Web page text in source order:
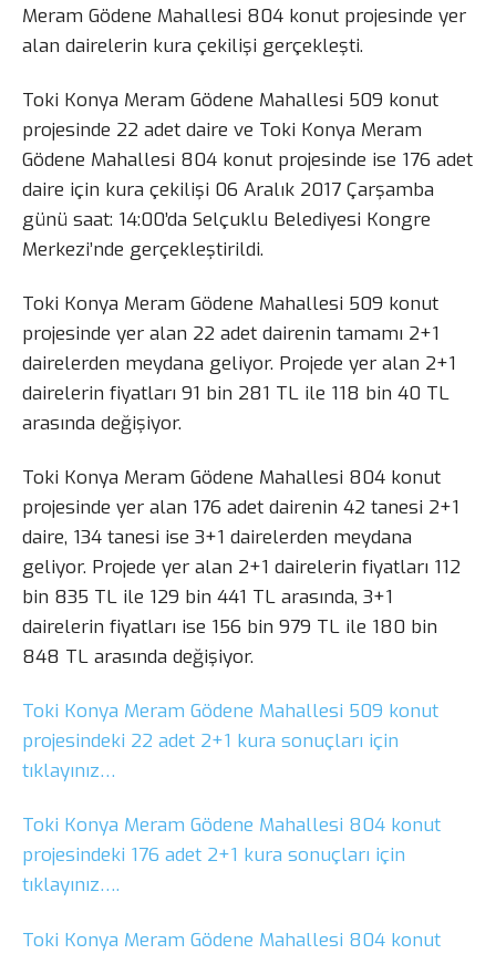
Meram Gödene Mahallesi 804 konut projesinde yer
alan dairelerin kura çekilişi gerçekleşti.
Toki Konya Meram Gödene Mahallesi 509 konut
projesinde 22 adet daire ve Toki Konya Meram
Gödene Mahallesi 804 konut projesinde ise 176 adet
daire için kura çekilişi 06 Aralık 2017 Çarşamba
günü saat: 14:00’da Selçuklu Belediyesi Kongre
Merkezi’nde gerçekleştirildi.
Toki Konya Meram Gödene Mahallesi 509 konut
projesinde yer alan 22 adet dairenin tamamı 2+1
dairelerden meydana geliyor. Projede yer alan 2+1
dairelerin fiyatları 91 bin 281 TL ile 118 bin 40 TL
arasında değişiyor.
Toki Konya Meram Gödene Mahallesi 804 konut
projesinde yer alan 176 adet dairenin 42 tanesi 2+1
daire, 134 tanesi ise 3+1 dairelerden meydana
geliyor. Projede yer alan 2+1 dairelerin fiyatları 112
bin 835 TL ile 129 bin 441 TL arasında, 3+1
dairelerin fiyatları ise 156 bin 979 TL ile 180 bin
848 TL arasında değişiyor.
Toki Konya Meram Gödene Mahallesi 509 konut
projesindeki 22 adet 2+1 kura sonuçları için
tıklayınız…
Toki Konya Meram Gödene Mahallesi 804 konut
projesindeki 176 adet 2+1 kura sonuçları için
tıklayınız….
Toki Konya Meram Gödene Mahallesi 804 konut